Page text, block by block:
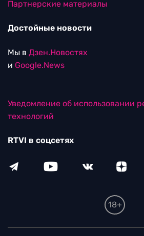
Партнерские материалы
Достойные новости
Мы в Дзен.Новостях
и Google.News
Уведомление об использовании
технологий
RTVI в соцсетях
18+